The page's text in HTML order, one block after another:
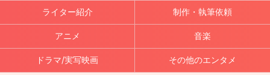
ライター紹介 制作・執筆依頼
アニメ 音楽
ドラマ/実写映画 その他のエンタメ